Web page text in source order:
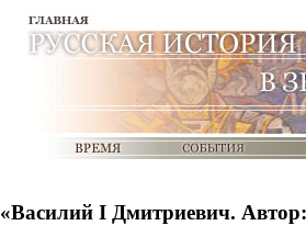
«Василий I Дмитриевич.